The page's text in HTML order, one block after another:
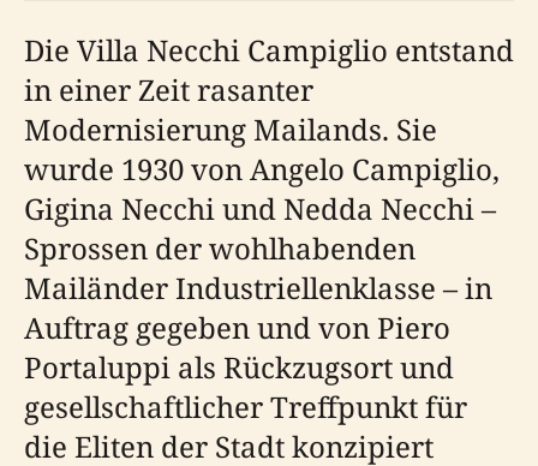
Die Villa Necchi Campiglio entstand
in einer Zeit rasanter
Modernisierung Mailands. Sie
wurde 1930 von Angelo Campiglio,
Gigina Necchi und Nedda Necchi –
Sprossen der wohlhabenden
Mailänder Industriellenklasse – in
Auftrag gegeben und von Piero
Portaluppi als Rückzugsort und
gesellschaftlicher Treffpunkt für
die Eliten der Stadt konzipiert